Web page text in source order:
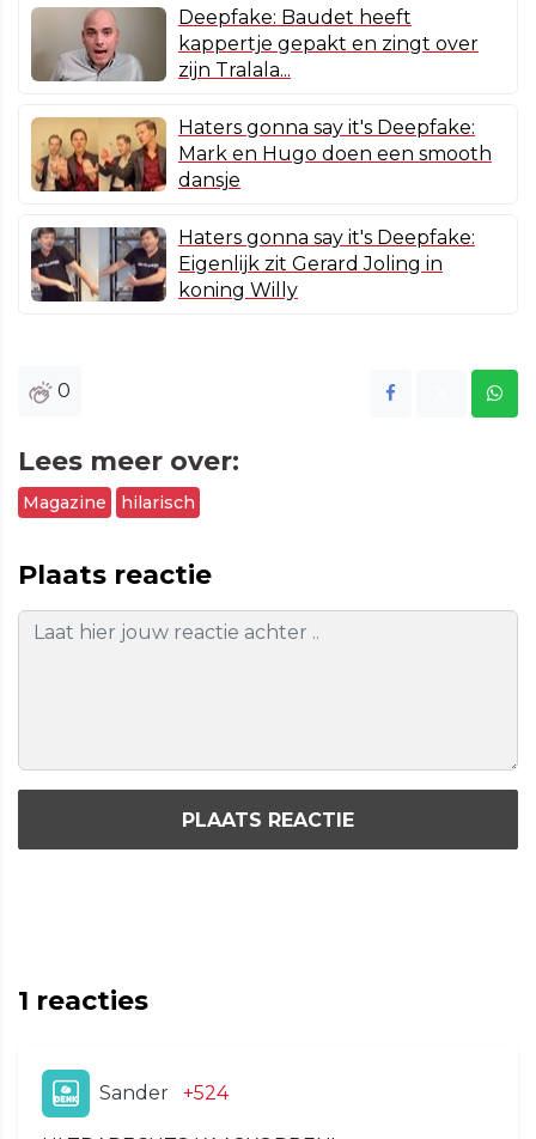
Deepfake: Baudet heeft
kappertje gepakt en zingt over
zijn Tralala...
Haters gonna say it's Deepfake:
Mark en Hugo doen een smooth
dansje
Haters gonna say it's Deepfake:
Eigenlijk zit Gerard Joling in
koning Willy
0
Lees meer over:
Magazine hilarisch
Plaats reactie
PLAATS REACTIE
1 reacties
Sander +524